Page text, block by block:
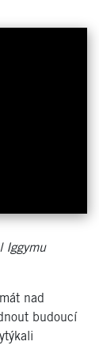
Iggymu
nad
budoucí